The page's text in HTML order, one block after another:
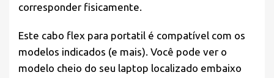
corresponder fisicamente.
Este cabo flex para portatil é compatível com os
modelos indicados (e mais). Você pode ver o
modelo cheio do seu laptop localizado embaixo